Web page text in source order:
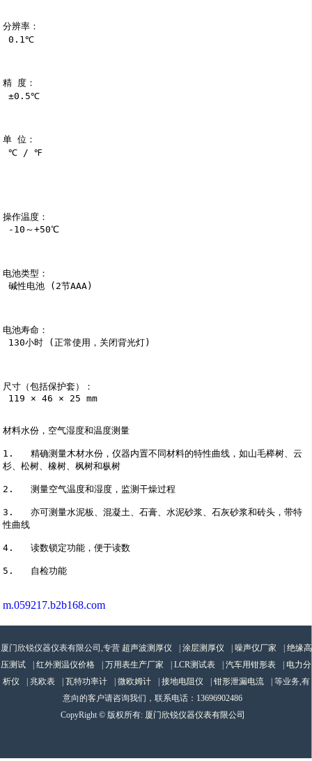
分辨率：
0.1℃
精 度：
±0.5℃
单 位：
℃ / ℉
操作温度：
电池类型：
碱性电池 (2节AAA)
电池寿命：
尺寸（包括保护套）：
材料水份，空气湿度和温度测量
1.   精确测量木材水份，仪器内置不同材料的特性曲线，如山毛榉树、云
杉、松树、橡树、枫树和枞树
2.   测量空气温度和湿度，监测干燥过程
3.   亦可测量水泥板、混凝土、石膏、水泥砂浆、石灰砂浆和砖头，带特
性曲线
4.   读数锁定功能，便于读数
5.   自检功能
m.059217.b2b168.com
厦门欣锐仪器仪表有限公司,专营 超声波测厚仪 涂层测厚仪 噪声仪厂家
绝缘高
压测试
红外测温仪价格 万用表生产厂家 LCR测试表 汽车用钳形表
电力分
析仪
兆欧表 瓦特功率计 微欧姆计 接地电阻仪 钳形泄漏电流
| 等业务,有
意向的客户请咨询我们，联系电话： 13696902486
CopyRight © 版权所有: 厦门欣锐仪器仪表有限公司